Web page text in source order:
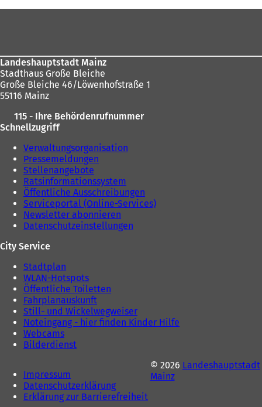
e
T
b
)
u
a
Landeshauptstadt Mainz
Stadthaus Große Bleiche
Große Bleiche 46/Löwenhofstraße 1
55116 Mainz
115 - Ihre Behördenrufnummer
Schnellzugriff
Verwaltungsorganisation
Pressemeldungen
Stellenangebote
Ratsinformationssystem
Öffentliche Ausschreibungen
Serviceportal (Online-Services)
Newsletter abonnieren
Datenschutzeinstellungen
City Service
Stadtplan
WLAN-Hotspots
Öffentliche Toiletten
Fahrplanauskunft
Still- und Wickelwegweiser
Noteingang - hier finden Kinder Hilfe
Webcams
Bilderdienst
Impressum
Datenschutzerklärung
Erklärung zur Barrierefreiheit
© 2026 Landeshauptstadt
Mainz